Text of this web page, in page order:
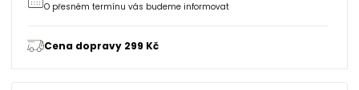
O přesném termínu vás budeme informovat
Cena dopravy 299 Kč